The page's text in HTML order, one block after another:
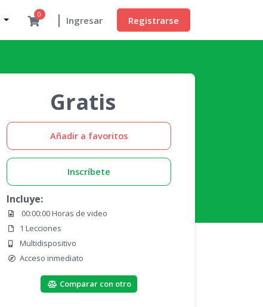
0
Ingresar Registrarse
Gratis
Añadir a favoritos
Inscríbete
Incluye:
00:00:00 Horas de video
1 Lecciones
Multidispositivo
Acceso inmediato
Comparar con otro